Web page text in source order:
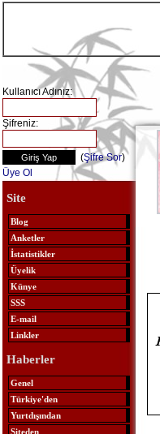
Kullanıcı Adınız:
Şifreniz:
(Şifre Sor)
Üye Ol
Site
Blog
Anketler
İstatistikler
Üyelik
Künye
SSS
E-mail
Linkler
Haberler
Genel
Türkiye'den
Yurtdışından
Siteden